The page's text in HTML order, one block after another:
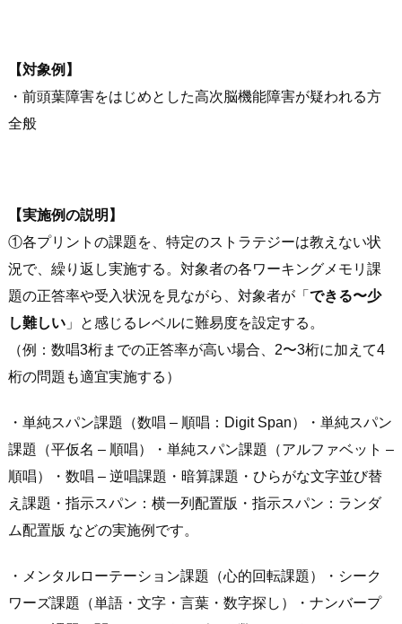
【対象例】
・前頭葉障害をはじめとした高次脳機能障害が疑われる方
全般
【実施例の説明】
①各プリントの課題を、特定のストラテジーは教えない状
況で、繰り返し実施する。対象者の各ワーキングメモリ課
題の正答率や受入状況を見ながら、対象者が「 できる〜少
し難しい 」と感じるレベルに難易度を設定する。
（例：数唱3桁までの正答率が高い場合、2〜3桁に加えて4
桁の問題も適宜実施する）
・単純スパン課題（数唱 – 順唱：Digit Span）・単純スパン
課題（平仮名 – 順唱）・単純スパン課題（アルファベット –
順唱）・数唱 – 逆唱課題・暗算課題・ひらがな文字並び替
え課題・指示スパン：横一列配置版・指示スパン：ランダ
ム配置版 などの実施例です。
・メンタルローテーション課題（心的回転課題）・シーク
ワーズ課題（単語・文字・言葉・数字探し）・ナンバープ